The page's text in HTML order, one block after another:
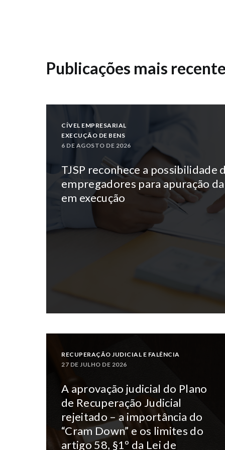
Publicações mais
CÍVEL EMPRESARIAL
EXECUÇÃO DE BENS
6 DE AGOSTO DE 2026
TJSP reconhece a possibilidade
empregadores para apuração
em execução
RECUPERAÇÃO JUDICIAL E FALÊNCIA
27 DE JULHO DE 2026
A aprovação judicial do Plano
de Recuperação Judicial
rejeitado – a importância do
“Cram Down” e os limites do
artigo 58, §1º da Lei de